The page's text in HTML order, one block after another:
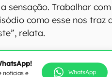
sensação. Trabalhar com
como esse nos traz
relata.
notícias e
WhatsApp